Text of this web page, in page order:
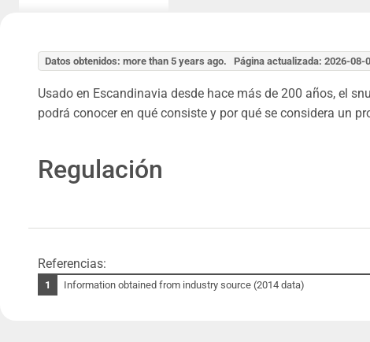
Datos obtenidos: more than 5 years ago. Página actualizada: 2026-08-
Usado en Escandinavia desde hace más de 200 años, el
podrá conocer en qué consiste y por qué se considera un
Regulación
Referencias:
Information obtained from industry source (2014 data)